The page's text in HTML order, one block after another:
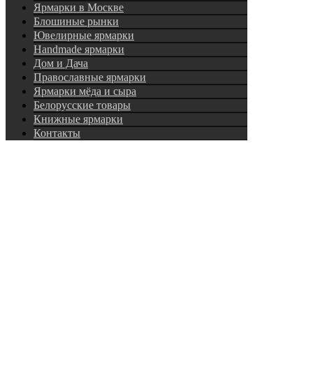
Ярмарки в Москве
Блошиные рынки
Ювелирные ярмарки
Нandmade ярмарки
Дом и Дача
Православные ярмарки
Ярмарки мёда и сыра
Белорусские товары
Книжные ярмарки
Контакты